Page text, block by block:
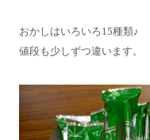
おかしはいろいろ15種類♪
値段も少しずつ違います。